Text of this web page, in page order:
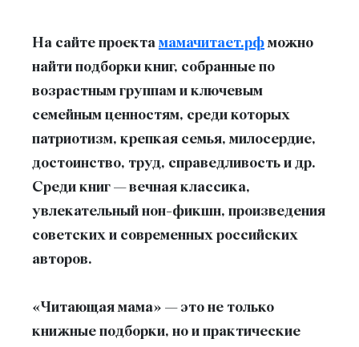
На сайте проектамамачитает.рфможно
найти подборки книг, собранные по
возрастным группам и ключевым
семейным ценностям, среди которых
патриотизм, крепкая семья, милосердие,
достоинство, труд, справедливость и др.
Среди книг — вечная классика,
увлекательный нон-фикшн, произведения
советских и современных российских
авторов.
«Читающая мама» — это не только
книжные подборки, но и практические